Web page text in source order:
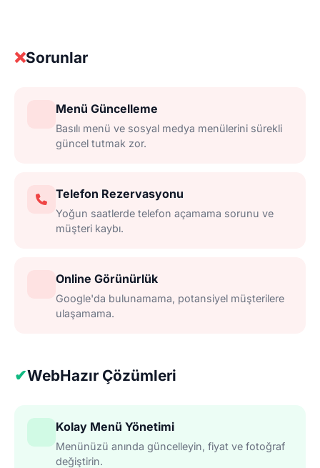
❌Sorunlar
Menü Güncelleme
Basılı menü ve sosyal medya menülerini sürekli
güncel tutmak zor.
Telefon Rezervasyonu
Yoğun saatlerde telefon açamama sorunu ve
müşteri kaybı.
Online Görünürlük
Google'da bulunamama, potansiyel müşterilere
ulaşamama.
✔WebHazır Çözümleri
Kolay Menü Yönetimi
Menünüzü anında güncelleyin, fiyat ve fotoğraf
değiştirin.